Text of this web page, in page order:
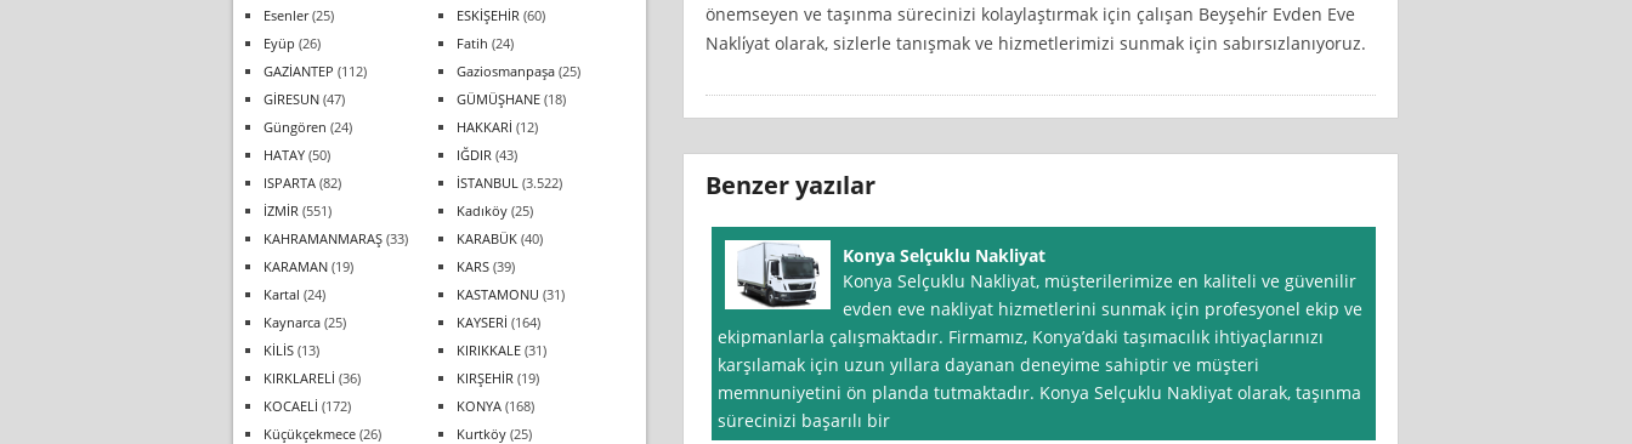
önemseyen ve taşınma sürecinizi kolaylaştırmak için çalışan Beyşehi̇r Evden Eve
Nakli̇yat olarak, sizlerle tanışmak ve hizmetlerimizi sunmak için sabırsızlanıyoruz.
Benzer yazılar
Konya Selçuklu Nakliyat
Konya Selçuklu Nakliyat, müşterilerimize en kaliteli ve güvenilir
evden eve nakliyat hizmetlerini sunmak için profesyonel ekip ve
ekipmanlarla çalışmaktadır. Firmamız, Konya’daki taşımacılık ihtiyaçlarınızı
karşılamak için uzun yıllara dayanan deneyime sahiptir ve müşteri
memnuniyetini ön planda tutmaktadır. Konya Selçuklu Nakliyat olarak, taşınma
sürecinizi başarılı bir
Esenler(25) ESKİŞEHİR (60)
Eyüp (26) Fatih (24)
GAZİANTEP (112) Gaziosmanpaşa (25)
GİRESUN (47) GÜMÜŞHANE (18)
Güngören (24) HAKKARİ (12)
HATAY (50) IĞDIR (43)
ISPARTA (82) İSTANBUL (3.522)
İZMİR (551) Kadıköy (25)
KAHRAMANMARAŞ (33) KARABÜK (40)
KARAMAN (19) KARS (39)
Kartal (24) KASTAMONU (31)
Kaynarca (25) KAYSERİ (164)
KİLİS (13) KIRIKKALE (31)
KIRKLARELİ (36) KIRŞEHİR (19)
KOCAELİ (172) KONYA (168)
Küçükçekmece (26) Kurtköy (25)